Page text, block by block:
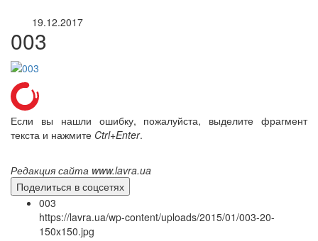
19.12.2017
003
Если вы нашли ошибку, пожалуйста, выделите фрагмент
текста и нажмите Ctrl+Enter.
Редакция сайта www.lavra.ua
Поделиться в соцсетях
003
https://lavra.ua/wp-content/uploads/2015/01/003-20-
150x150.jpg